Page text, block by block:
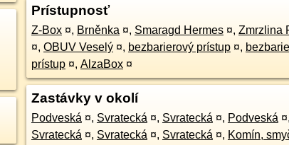
Prístupnosť
Z-Box ¤, Brněnka ¤, Smaragd Hermes ¤, Zmrzlina
¤, OBUV Veselý ¤, bezbarierový prístup ¤,
prístup ¤, AlzaBox ¤
Zastávky v okolí
Podveská ¤, Svratecká ¤, Svratecká ¤, Podveská ¤,
Svratecká ¤, Svratecká ¤, Svratecká ¤, Komín,